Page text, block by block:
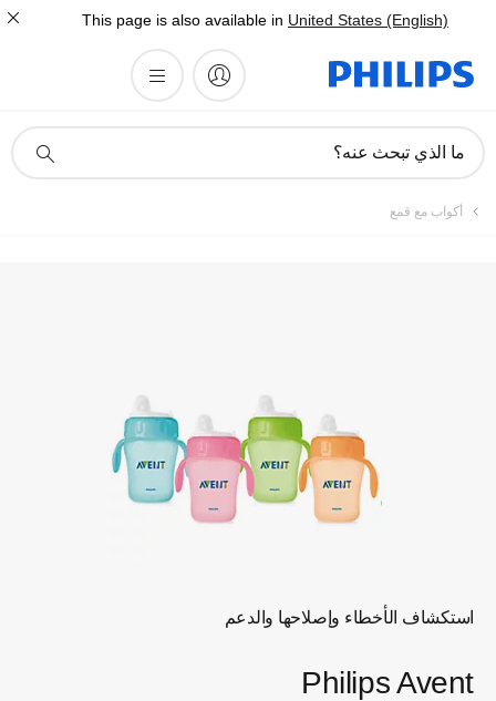
This page is also available in United States (English)
دعم
ما الذي تبحث عنه؟
أكواب مع قمع
استكشاف الأخطاء وإصلاحها والدعم
Philips Avent